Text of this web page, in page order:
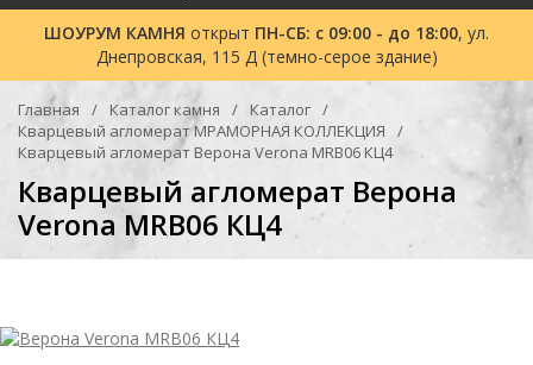
ШОУРУМ КАМНЯ открыт ПН-СБ: с 09:00 - до 18:00, ул.
Днепровская, 115 Д (темно-серое здание)
Кварцевый агломерат Верона
Verona MRB06 КЦ4
Главная Каталог камня
Каталог
Кварцевый агломерат МРАМОРНАЯ КОЛЛЕКЦИЯ
Кварцевый агломерат Верона Verona MRB06 КЦ4